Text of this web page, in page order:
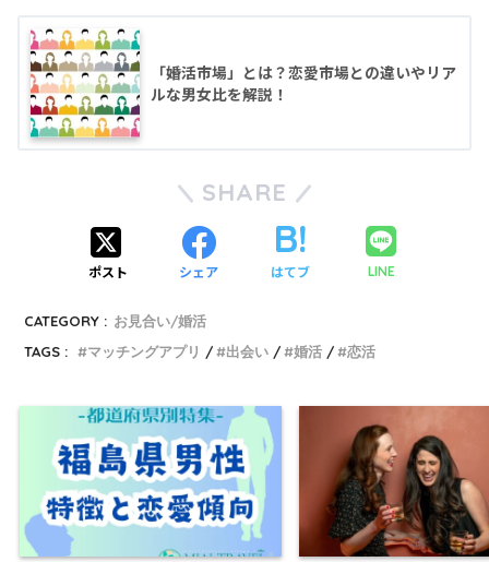
「婚活市場」とは？恋愛市場との違いやリア
ルな男女比を解説！
SHARE
ポスト シェア はてブ LINE
CATEGORY : お見合い/婚活
TAGS :
マッチングアプリ 出会い 婚活 恋活